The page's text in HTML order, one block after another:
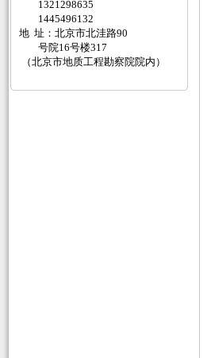
1321298635
1445496132
地 址：北京市北洼路90
号院16号楼317
（北京市地质工程勘察院院内）